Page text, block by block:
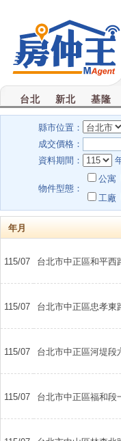
台北 新北 基隆
縣市位置：
成交價格：
資料期間：
物件型態：
公寓
工廠
年月
115/07 台北市中正區和平西
115/07 台北市中正區忠孝東
115/07 台北市中正區河堤段
115/07 台北市中正區福和段